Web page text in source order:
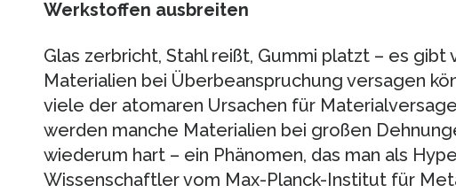
Werkstoffen ausbreiten
Glas zerbricht, Stahl reißt, Gummi platzt – es gibt
Materialien bei Überbeanspruchung versagen
viele der atomaren Ursachen für
werden manche Materialien bei großen
wiederum hart – ein Phänomen, das man als
Wissenschaftler vom Max-Planck-Institut für